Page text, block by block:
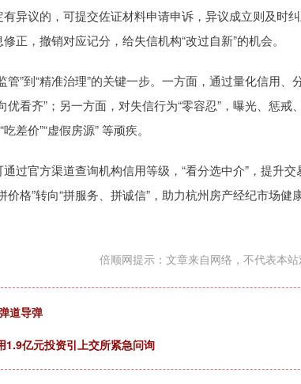
异议的，可提交佐证材料申请申诉，异议成立则及时
，撤销对应记分，给失信机构“改过自新”的机会。
”到“精准治理”的关键一步。一方面，通过量化信用、
看齐”；另一方面，对失信行为“零容忍”，曝光、惩戒
差价”“虚假房源” 等顽疾。
过官方渠道查询机构信用等级，“看分选中介”，提升交
格”转向“拼服务、拼诚信”，助力杭州房产经纪市场健
倍顺网提示：文章来自网络，不代表本站
道导弹
1.9亿元投资引上交所紧急问询